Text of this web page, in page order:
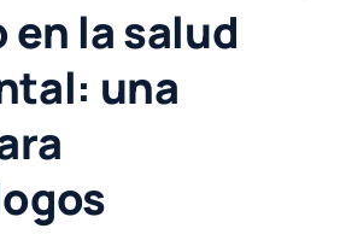
la salud
una